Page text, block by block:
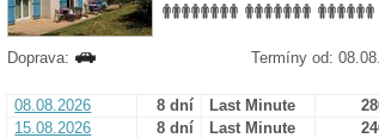
Doprava:
Termíny od:
08.08.2026 8 dní Last Minute
15.08.2026
8 dní Last Minute